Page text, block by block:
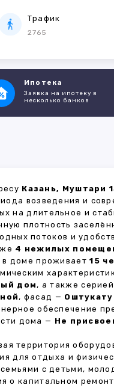
Трафик
2765
Ипотека
Заявка на ипотеку в
несколько банков
Казань, Муштари
возведения и
на длительное и
плотность
потоков и
4 нежилых
в доме проживает15
дом, а также
, фасад —
обеспечение
дома — Не
территория
для отдыха и
с детьми,
о капитальном